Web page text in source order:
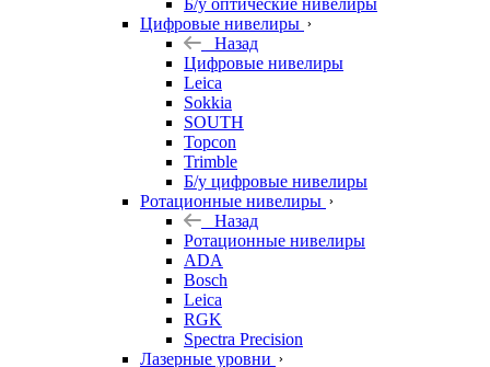
Б/у оптические нивелиры
Цифровые нивелиры
Назад
Цифровые нивелиры
Leica
Sokkia
SOUTH
Topcon
Trimble
Б/у цифровые нивелиры
Ротационные нивелиры
Назад
Ротационные нивелиры
ADA
Bosch
Leica
RGK
Spectra Precision
Лазерные уровни